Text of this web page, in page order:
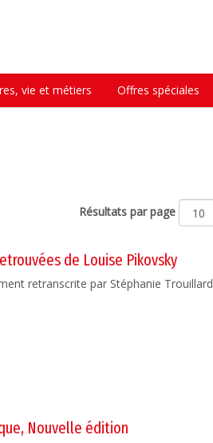
vie et métiers Offres spéciales
Résultats par page
de Louise Pikovsky
retranscrite par Stéphanie Trouillard
Nouvelle édition